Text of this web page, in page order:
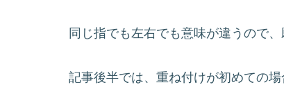
同じ指でも左右でも意味が違うので
記事後半では、重ね付けが初めての